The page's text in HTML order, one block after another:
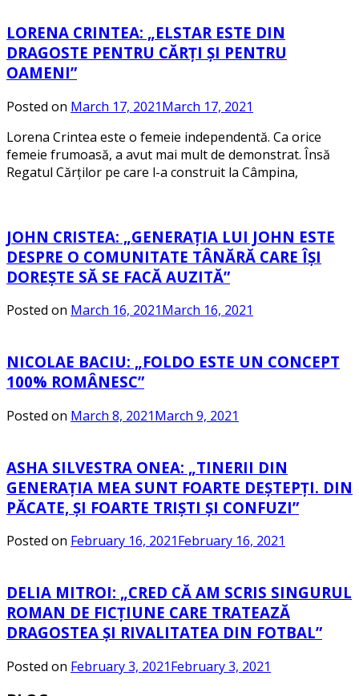
LORENA CRINTEA: „ELSTAR ESTE DIN
DRAGOSTE PENTRU CĂRȚI ȘI PENTRU
OAMENI”
Posted on March 17, 2021March 17, 2021
Lorena Crintea este o femeie independentă. Ca orice
femeie frumoasă, a avut mai mult de demonstrat. Însă
Regatul Cărților pe care l-a construit la Câmpina,
JOHN CRISTEA: „GENERAȚIA LUI JOHN ESTE
DESPRE O COMUNITATE TÂNĂRĂ CARE ÎȘI
DOREȘTE SĂ SE FACĂ AUZITĂ”
Posted on March 16, 2021March 16, 2021
NICOLAE BACIU: „FOLDO ESTE UN CONCEPT
100% ROMÂNESC”
Posted on March 8, 2021March 9, 2021
ASHA SILVESTRA ONEA: „TINERII DIN
GENERAȚIA MEA SUNT FOARTE DEȘTEPȚI. DIN
PĂCATE, ȘI FOARTE TRIȘTI ȘI CONFUZI”
Posted on February 16, 2021February 16, 2021
DELIA MITROI: „CRED CĂ AM SCRIS SINGURUL
ROMAN DE FICȚIUNE CARE TRATEAZĂ
DRAGOSTEA ȘI RIVALITATEA DIN FOTBAL”
Posted on February 3, 2021February 3, 2021